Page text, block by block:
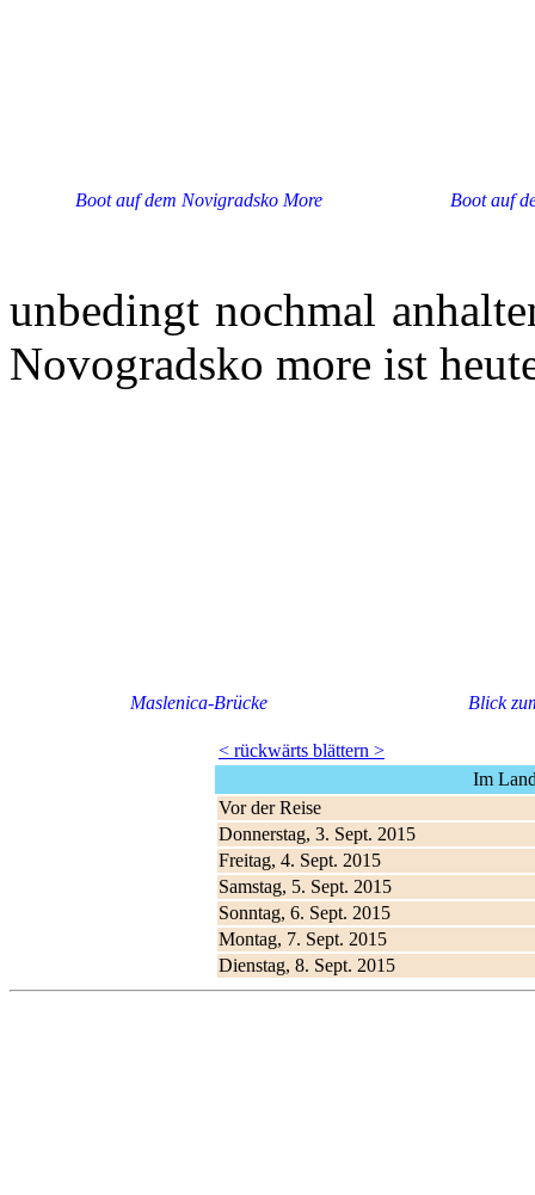
Boot auf dem Novigradsko More Boot auf
unbedingt nochmal
Novogradsko more ist
Maslenica-Brücke Blick
< rückwärts blättern >
Im
Vor der Reise
Donnerstag, 3. Sept. 2015
Freitag, 4. Sept. 2015
Samstag, 5. Sept. 2015
Sonntag, 6. Sept. 2015
Montag, 7. Sept. 2015
Dienstag, 8. Sept. 2015